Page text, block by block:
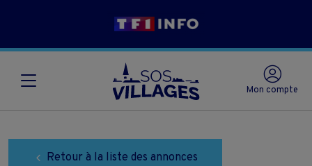
Mon compte
Retour à la liste des annonces